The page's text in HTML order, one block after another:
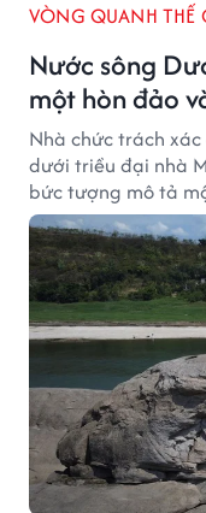
Nước sông
một hòn đảo
VÒNG QUANH THẾ
Nhà chức trách
dưới triều đại nhà
bức tượng mô tả